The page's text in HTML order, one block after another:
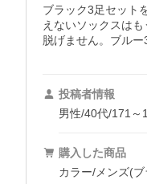
ブラック3足セット
えないソックスは
脱げません。ブル
投稿者情報
男性/40代/171～
購入した商品
カラー/メンズ(